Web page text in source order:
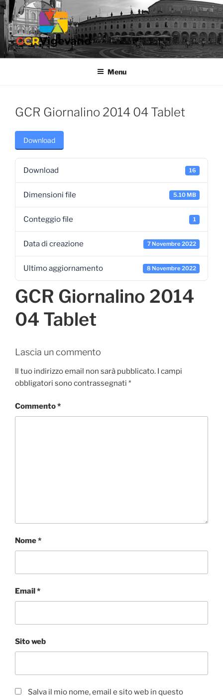
Salta
al
contenuto
GCR VIGEVANO
Gruppo Culturale Ricreativo dell'Ospedale di Vigevano
Menu
GCR Giornalino 2014 04 Tablet
Download
Download 16
Dimensioni file 5.10 MB
Conteggio file 1
Data di creazione 7 Novembre 2022
Ultimo aggiornamento 8 Novembre 2022
GCR Giornalino 2014
04 Tablet
Lascia un commento
Il tuo indirizzo email non sarà pubblicato. I campi
obbligatori sono contrassegnati *
Commento*
Nome*
Email *
Sito web
Salva il mio nome, email e sito web in questo